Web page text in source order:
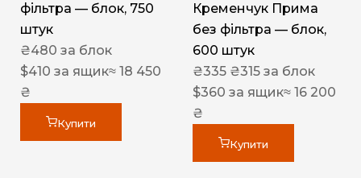
фільтра — блок, 750
штук
₴480 за блок
$410 за ящик≈ 18 450
₴
Купити
Кременчук Прима
без фільтра — блок,
600 штук
₴335 ₴315 за блок
$360 за ящик≈ 16 200
₴
Купити